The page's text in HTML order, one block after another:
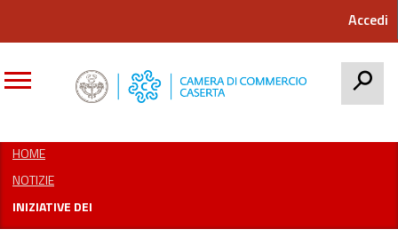
Accedi
HOME
NOTIZIE
INIZIATIVE DEI